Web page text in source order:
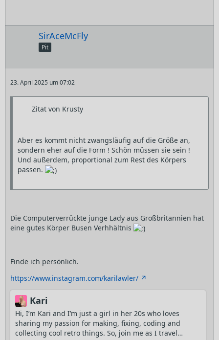
SirAceMcFly
Pit
23. April 2025 um 07:02
Zitat von Krusty
Aber es kommt nicht zwangsläufig auf die Größe an,
sondern eher auf die Form ! Schön müssen sie sein !
Und außerdem, proportional zum Rest des Körpers
passen.
Die Computerverrückte junge Lady aus Großbritannien hat
eine gutes Körper Busen Verhhältnis
Finde ich persönlich.
https://www.instagram.com/karilawler/
Kari
Hi, I’m Kari and I’m just a girl in her 20s who loves
sharing my passion for making, fixing, coding and
collecting cool retro things. So, join me as I travel…